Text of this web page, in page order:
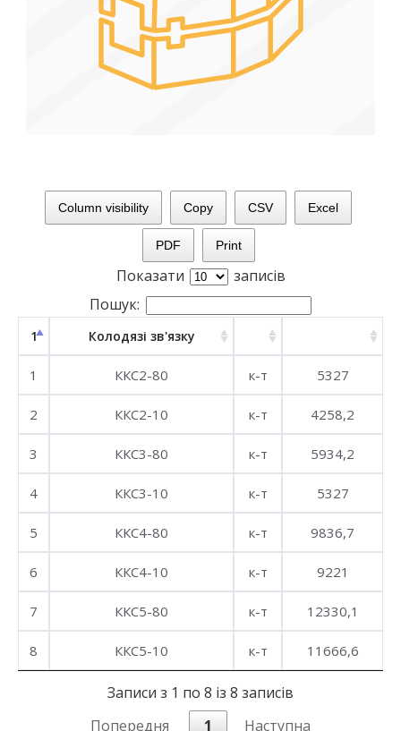
Column visibility Copy CSV Excel
PDF Print
Показати
записів
Пошук:
1 Колодязі зв'язку
1 ККС2-80 к-т 5327
2 ККС2-10 к-т 4258,2
3 ККС3-80 к-т 5934,2
4 ККС3-10 к-т 5327
5 ККС4-80 к-т 9836,7
6 ККС4-10 к-т 9221
7 ККС5-80 к-т 12330,1
8 ККС5-10 к-т 11666,6
Записи з 1 по 8 із 8 записів
Попередня
1 Наступна